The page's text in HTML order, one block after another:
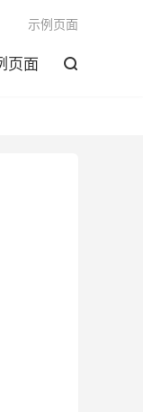
页面 
示例页面